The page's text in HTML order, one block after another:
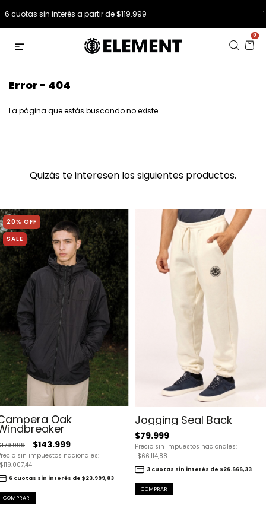
12 cuotas sin interés a partir de $249.999
0
Error - 404
La página que estás buscando no existe.
Quizás te interesen los siguientes productos.
20% OFF
SALE
Oak
$143.999
sin impuestos nacionales:
$119.007,44
6 cuotas sin interés de $23.999,83
COMPRAR
Jogging Seal Back
$79.999
Precio sin impuestos nacionales:
$66.114,88
3 cuotas sin interés de $26.666,33
COMPRAR